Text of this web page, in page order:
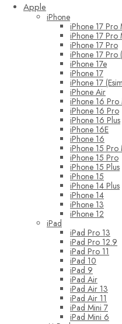
Apple
iPhone
iPhone 17 Pro
iPhone 17 Pro
iPhone 17 Pro
iPhone 17 Pro
iPhone 17e
iPhone 17
iPhone 17
iPhone Air
iPhone 16 Pro
iPhone 16 Pro
iPhone 16 Plus
iPhone 16E
iPhone 16
iPhone 15 Pro
iPhone 15 Pro
iPhone 15 Plus
iPhone 15
iPhone 14 Plus
iPhone 14
iPhone 13
iPhone 12
iPad
iPad Pro 13
iPad Pro 12.9
iPad Pro 11
iPad 10
iPad 9
iPad Air
iPad Air 13
iPad Air 11
iPad Mini 7
iPad Mini 6